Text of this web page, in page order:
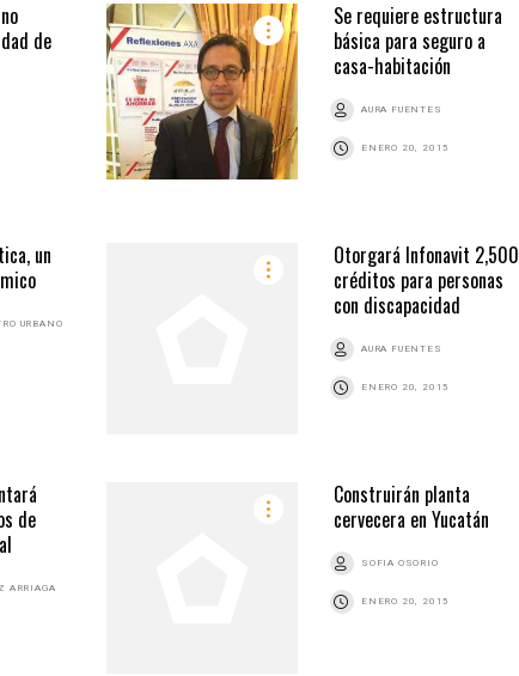
de
Se requiere estructura
básica para seguro a
casa-habitación
AURA FUENTES
ENERO 20, 2015
un
URBANO
Otorgará Infonavit 2,500
créditos para personas
con discapacidad
AURA FUENTES
ENERO 20, 2015
de
ARRIAGA
Construirán planta
cervecera en Yucatán
SOFIA OSORIO
ENERO 20, 2015